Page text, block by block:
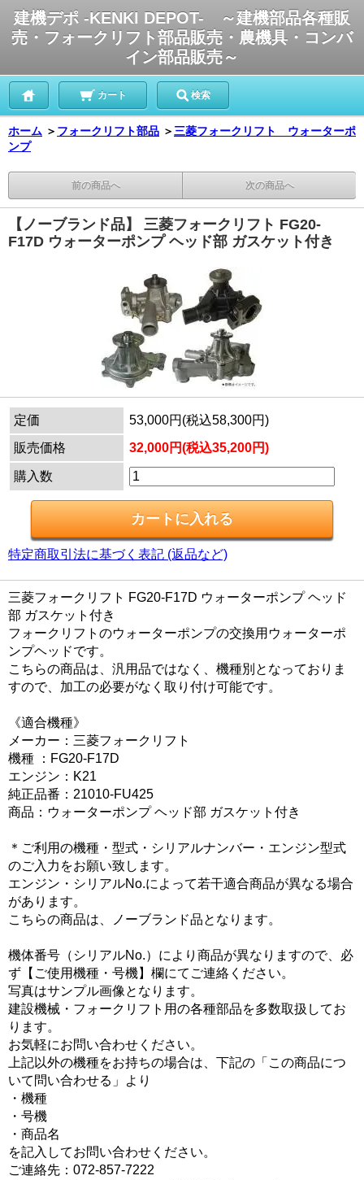
建機デポ -KENKI DEPOT- ～建機部品各種販
売・フォークリフト部品販売・農機具・コンバ
イン部品販売～
カート 検索
ホーム ＞ フォークリフト部品 ＞ 三菱フォークリフト ウォーターポ
ンプ
前の商品へ 次の商品へ
【ノーブランド品】 三菱フォークリフト FG20-
F17D ウォーターポンプ ヘッド部 ガスケット付き
定価
53,000円(税込58,300円)
販売価格
32,000円(税込35,200円)
購入数
特定商取引法に基づく表記 (返品など)
三菱フォークリフト FG20-F17D ウォーターポンプ ヘッド
部 ガスケット付き
フォークリフトのウォーターポンプの交換用ウォーターポ
ンプヘッドです。
こちらの商品は、汎用品ではなく、機種別となっておりま
すので、加工の必要がなく取り付け可能です。
《適合機種》
メーカー：三菱フォークリフト
機種 ：FG20-F17D
エンジン：K21
純正品番：21010-FU425
商品：ウォーターポンプ ヘッド部 ガスケット付き
＊ご利用の機種・型式・シリアルナンバー・エンジン型式
のご入力をお願い致します。
エンジン・シリアルNo.によって若干適合商品が異なる場合
があります。
こちらの商品は、ノーブランド品となります。
機体番号（シリアルNo.）により商品が異なりますので、必
ず【ご使用機種・号機】欄にてご連絡ください。
写真はサンプル画像となります。
建設機械・フォークリフト用の各種部品を多数取扱してお
ります。
お気軽にお問い合わせください。
上記以外の機種をお持ちの場合は、下記の「この商品につ
いて問い合わせる」より
・機種
・号機
・商品名
を記入してお問い合わせください。
ご連絡先：072-857-7222